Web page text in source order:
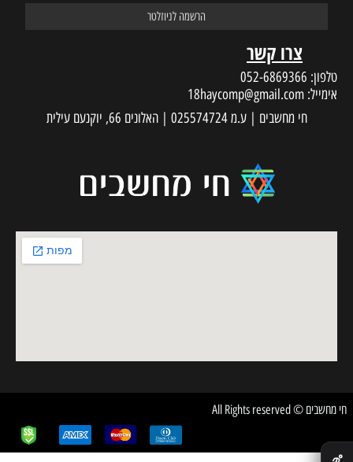
צרו קשר
טלפון: 052-6869366
אימייל: 18haycomp@gmail.com
חי מחשבים | ע.מ 025574724 | האלונים 66, יוקנעם עילית
חי מחשבים © All Rights reserved